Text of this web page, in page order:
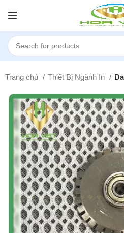
Trang chủ Thiết Bị Ngành In